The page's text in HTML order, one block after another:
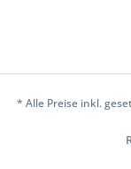
* Alle Preise inkl.